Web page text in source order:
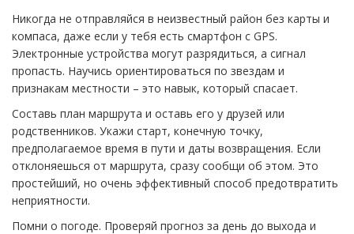
Никогда не отправляйся в неизвестный район без карты и
компаса, даже если у тебя есть смартфон с GPS.
Электронные устройства могут разрядиться, а сигнал
пропасть. Научись ориентироваться по звездам и
признакам местности – это навык, который спасает.
Составь план маршрута и оставь его у друзей или
родственников. Укажи старт, конечную точку,
предполагаемое время в пути и даты возвращения. Если
отклоняешься от маршрута, сразу сообщи об этом. Это
простейший, но очень эффективный способ предотвратить
неприятности.
Помни о погоде. Проверяй прогноз за день до выхода и